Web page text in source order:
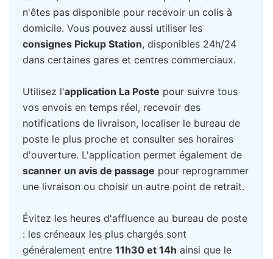
n'êtes pas disponible pour recevoir un colis à
domicile. Vous pouvez aussi utiliser les
consignes Pickup Station, disponibles 24h/24
dans certaines gares et centres commerciaux.
Utilisez l'application La Poste pour suivre tous
vos envois en temps réel, recevoir des
notifications de livraison, localiser le bureau de
poste le plus proche et consulter ses horaires
d'ouverture. L'application permet également de
scanner un avis de passage pour reprogrammer
une livraison ou choisir un autre point de retrait.
Évitez les heures d'affluence au bureau de poste
: les créneaux les plus chargés sont
généralement entre 11h30 et 14h ainsi que le